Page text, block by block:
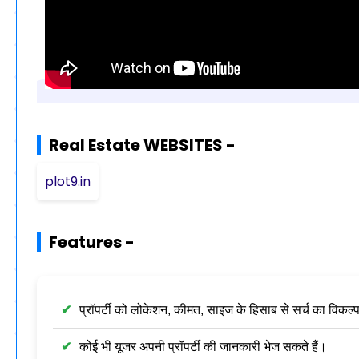
Real Estate WEBSITES -
plot9.in
Features -
प्रॉपर्टी को लोकेशन, कीमत, साइज के हिसाब से सर्च का
कोई भी यूजर अपनी प्रॉपर्टी की जानकारी भेज सकते हैं।